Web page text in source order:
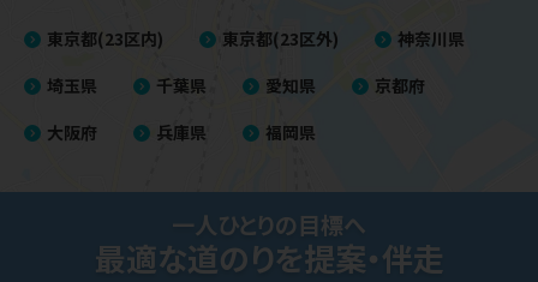
東京都(23区内) 東京都(23区外)
神奈川県
埼玉県
千葉県 愛知県
京都府
大阪府
兵庫県 福岡県
一人ひとりの目標へ
最適な道のりを提案・伴走